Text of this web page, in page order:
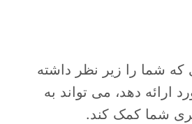
شما را زیر نظر داشته
ارائه دهد، می تواند به
شما کمک کند.